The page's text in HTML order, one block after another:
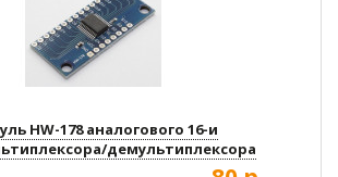
HW-178 аналогового 16-и
демультиплексора